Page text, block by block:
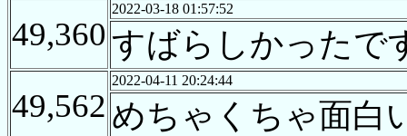
49,360
2022-03-18 01:57:52
すばらしかったで
49,562
2022-04-11 20:24:44
めちゃくちゃ面白